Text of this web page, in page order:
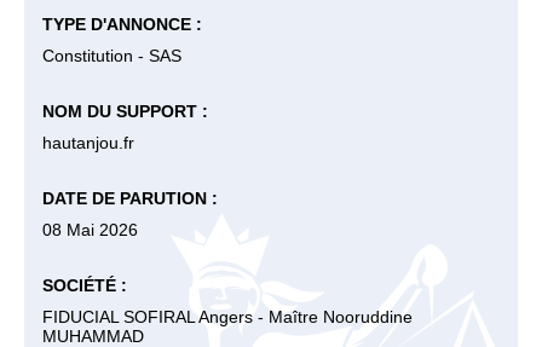
TYPE D'ANNONCE :
Constitution - SAS
NOM DU SUPPORT :
hautanjou.fr
DATE DE PARUTION :
08 Mai 2026
SOCIÉTÉ :
FIDUCIAL SOFIRAL Angers - Maître Nooruddine
MUHAMMAD